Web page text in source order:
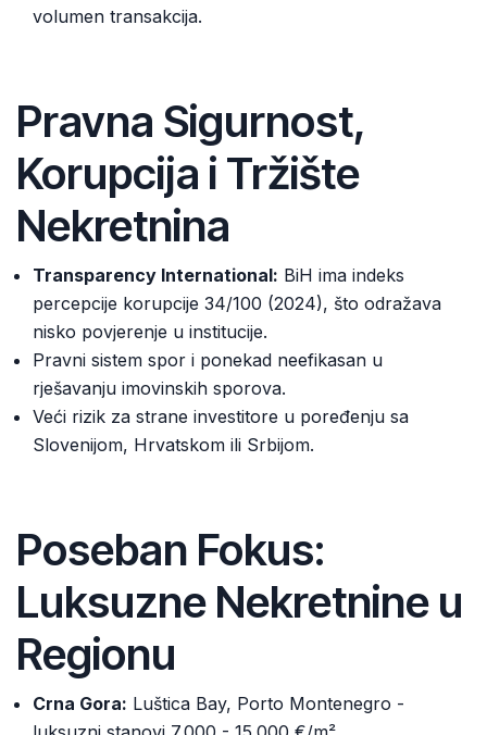
volumen transakcija.
Pravna Sigurnost,
Korupcija i Tržište
Nekretnina
Transparency International: BiH ima indeks
percepcije korupcije 34/100 (2024), što odražava
nisko povjerenje u institucije.
Pravni sistem spor i ponekad neefikasan u
rješavanju imovinskih sporova.
Veći rizik za strane investitore u poređenju sa
Slovenijom, Hrvatskom ili Srbijom.
Poseban Fokus:
Luksuzne Nekretnine u
Regionu
Crna Gora: Luštica Bay, Porto Montenegro -